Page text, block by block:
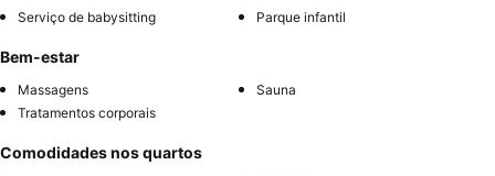
Serviço de babysitting Parque infantil
Bem-estar
Massagens
Sauna
Tratamentos corporais
Comodidades nos quartos